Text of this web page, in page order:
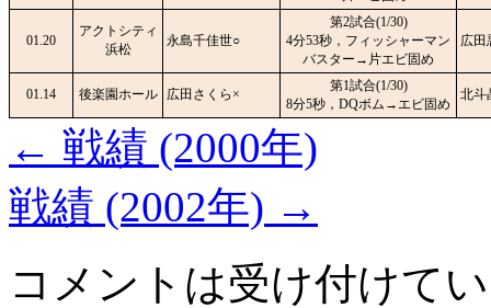
01.20
アクトシティ
浜松
永島千佳世○
第2試合(1/30)
4分53秒，フィッシャーマン
バスター→片エビ固め
広田
01.14 後楽園ホール 広田さくら×
第1試合(1/30)
8分5秒，DQボム→エビ固め
北斗
← 戦績 (2000年)
戦績 (2002年) →
コメントは受け付けて